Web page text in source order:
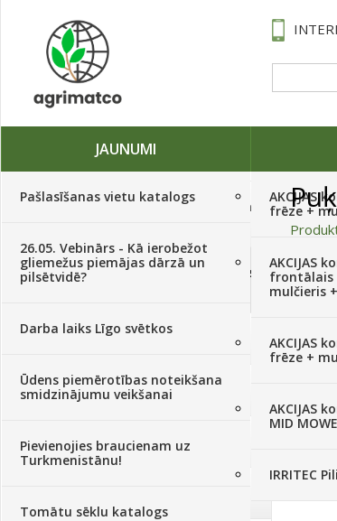
JAUNUMI
Pašlasīšanas vietu katalogs
26.05. Vebinārs - Kā ierobežot
gliemežus piemājas dārzā un
pilsētvidē?
Darba laiks Līgo svētkos
Ūdens piemērotības noteikšana
smidzinājumu veikšanai
Pievienojies braucienam uz
Turkmenistānu!
Tomātu sēklu katalogs
AKCIJAS
frēze +
AKCIJAS
frontālais
mulčieris
AKCIJAS
frēze +
AKCIJAS
MID
IRRITEC
Traktori, tehnika, rezerves daļas,
Sēklas, sīpoli, ķiploki, sīpolpuķes,
kartupeļi
Augu aizsardzība(366)
Mēslojumi(495)
Augsne, kūdra, mulča